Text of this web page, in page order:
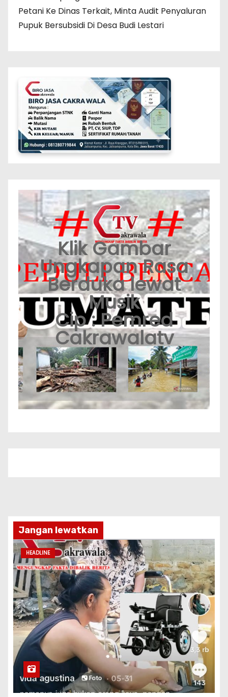
Petani Ke Dinas Terkait, Minta Audit Penyaluran
Pupuk Bersubsidi Di Desa Budi Lestari
Klik Gambar
Ungkapan Rasa
Berduka lewat
Musik
Cip : Pemred
Cakrawalatv
Jangan lewatkan
HEADLINE